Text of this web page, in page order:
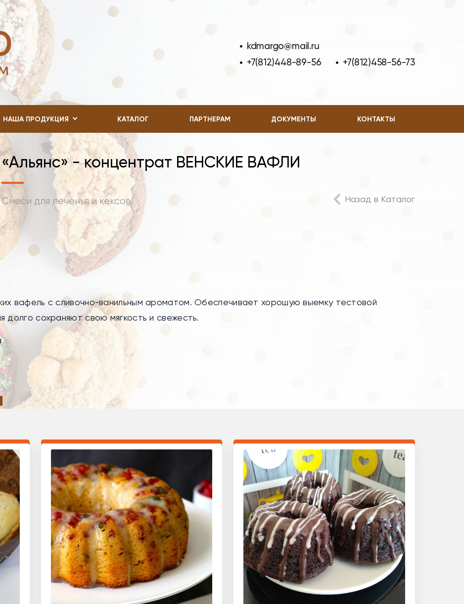
kdmargo@mail.ru
+7(812)448-89-56
+7(812)458-56-73
НАША ПРОДУКЦИЯ КАТАЛОГ ПАРТНЕРАМ ДОКУМЕНТЫ КОНТАКТЫ
«Альянс» - концентрат ВЕНСКИЕ ВАФЛИ
Смеси для печенья и кексов Назад в Каталог
вафель с сливочно-ванильным ароматом. Обеспечивает хорошую выемку тестовой
долго сохраняют свою мягкость и свежесть.